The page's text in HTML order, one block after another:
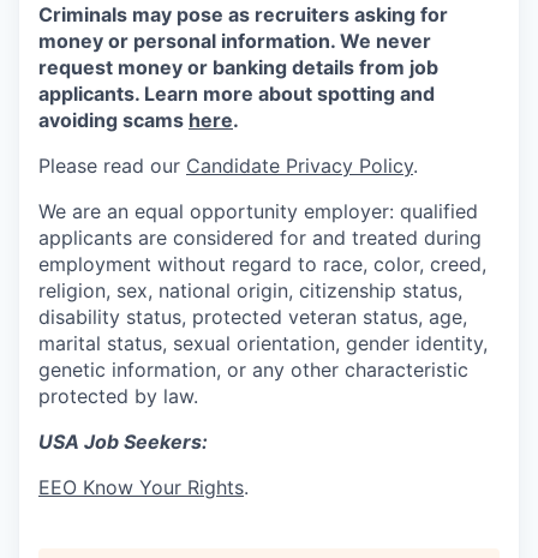
Criminals may pose as recruiters asking for
money or personal information. We never
request money or banking details from job
applicants. Learn more about spotting and
avoiding scams here.
Please read our Candidate Privacy Policy.
We are an equal opportunity employer: qualified
applicants are considered for and treated during
employment without regard to race, color, creed,
religion, sex, national origin, citizenship status,
disability status, protected veteran status, age,
marital status, sexual orientation, gender identity,
genetic information, or any other characteristic
protected by law.
USA Job Seekers:
EEO Know Your Rights.